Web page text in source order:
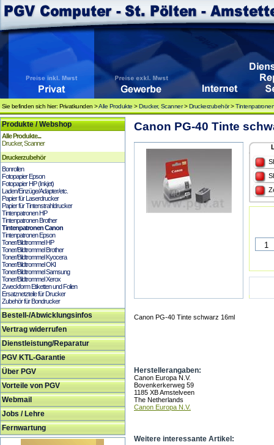
Sie befinden sich hier: Privatkunden >Alle Produkte >Drucker, Scanner>Druckerzubehör>
Produkte / Webshop
Alle Produkte...
Drucker, Scanner
Druckerzubehör
Bonrollen
Fotopapier Epson
Fotopapier HP (Inkjet)
Laden/Einzüge/Adapter/etc.
Papier für Laserdrucker
Papier für Tintenstrahldrucker
Tintenpatronen HP
Tintenpatronen Brother
Tintenpatronen Canon
Tintenpatronen Epson
Toner/Bildtrommel HP
Toner/Bildtrommel Brother
Toner/Bildtrommel Kyocera
Toner/Bildtrommel OKI
Toner/Bildtrommel Samsung
Toner/Bildtrommel Xerox
Zweckform Etiketten und Folien
Ersatznetzteile für Drucker
Zubehör für Bondrucker
Bestell-/Abwicklungsinfos
Vertrag widerrufen
Dienstleistung/Reparatur
PGV KTL-Garantie
Über PGV
Vorteile von PGV
Webmail
Jobs / Lehre
Fernwartung
Canon PG-40 Tinte
Canon PG-40 Tinte schwarz 16ml
Herstellerangaben:
Canon Europa N.V.
Bovenkerkerweg 59
1185 XB Amstelveen
The Netherlands
Canon Europa N.V.
Weitere interessante Artikel: